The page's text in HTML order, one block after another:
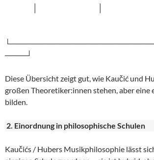
────┘
Diese Übersicht zeigt gut, wie Kaučić und
großen Theoretiker:innen stehen, aber eine
bilden.
2. Einordnung in philosophische Schulen
Kaučićs / Hubers Musikphilosophie lässt